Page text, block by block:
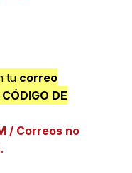
tu correo
CÓDIGO DE
/ Correos no